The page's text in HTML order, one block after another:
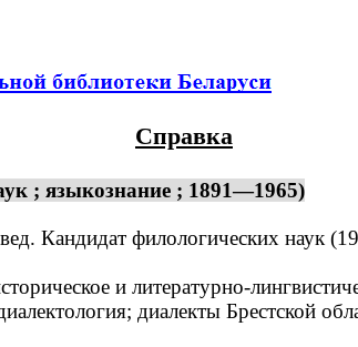
Справка
; языкознание ; 1891—1965)
Кандидат филологических наук
и литературно-
диалекты Брестской